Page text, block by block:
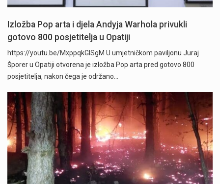
Izložba Pop arta i djela Andyja Warhola privukli
gotovo 800 posjetitelja u Opatiji
https://youtu.be/MxppqkGISgM U umjetničkom paviljonu Juraj
Šporer u Opatiji otvorena je izložba Pop arta pred gotovo 800
posjetitelja, nakon čega je održano…